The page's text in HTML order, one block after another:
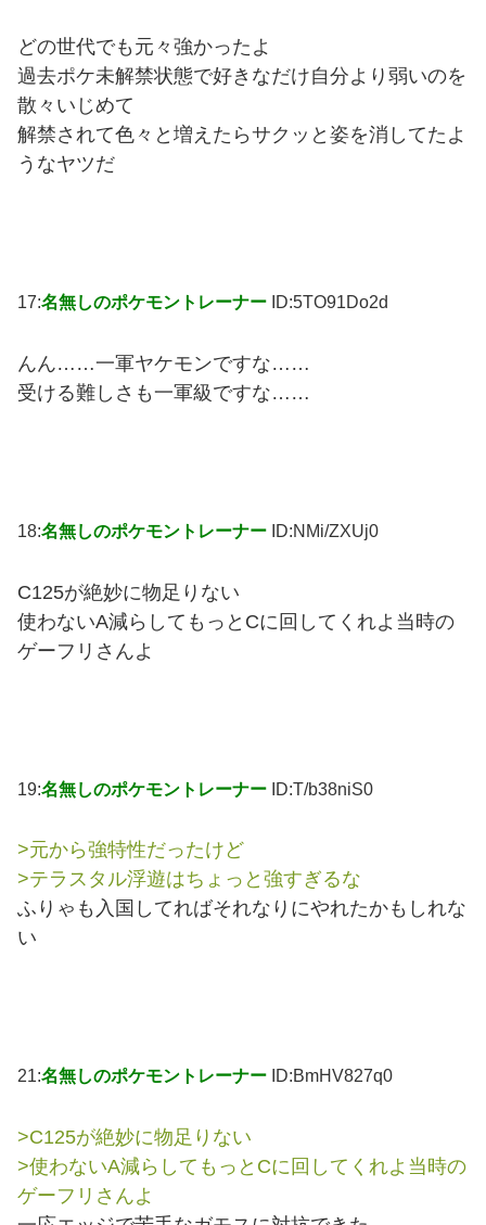
どの世代でも元々強かったよ
過去ポケ未解禁状態で好きなだけ自分より弱いのを
散々いじめて
解禁されて色々と増えたらサクッと姿を消してたよ
うなヤツだ
17:名無しのポケモントレーナー ID:5TO91Do2d
んん……一軍ヤケモンですな……
受ける難しさも一軍級ですな……
18:名無しのポケモントレーナー ID:NMi/ZXUj0
C125が絶妙に物足りない
使わないA減らしてもっとCに回してくれよ当時の
ゲーフリさんよ
19:名無しのポケモントレーナー ID:T/b38niS0
>元から強特性だったけど
>テラスタル浮遊はちょっと強すぎるな
ふりゃも入国してればそれなりにやれたかもしれな
い
21:名無しのポケモントレーナー ID:BmHV827q0
>C125が絶妙に物足りない
>使わないA減らしてもっとCに回してくれよ当時の
ゲーフリさんよ